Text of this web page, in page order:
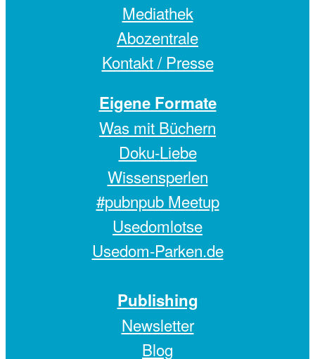
Mediathek
Abozentrale
Kontakt / Presse
Eigene Formate
Was mit Büchern
Doku-Liebe
Wissensperlen
#pubnpub Meetup
Usedomlotse
Usedom-Parken.de
Publishing
Newsletter
Blog